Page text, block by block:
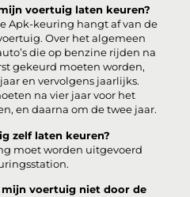
voertuig laten keuren?
Apk-keuring hangt af van de
Over het algemeen
die op benzine rijden na
gekeurd moeten worden,
en vervolgens jaarlijks.
na vier jaar voor het
en daarna om de twee jaar.
zelf laten keuren?
moet worden uitgevoerd
mijn voertuig niet door de